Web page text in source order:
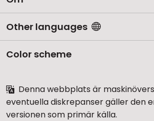
Other languages
Color scheme
Denna webbplats är
eventuella diskrepanser gäller den
versionen som primär källa.